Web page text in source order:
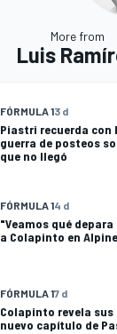
More from
Luis
FÓRMULA 13 d
Piastri recuerda con
guerra de posteos
que no llegó
FÓRMULA 14 d
"Veamos qué
a Colapinto en
FÓRMULA 17 d
Colapinto revela sus
nuevo capítulo de